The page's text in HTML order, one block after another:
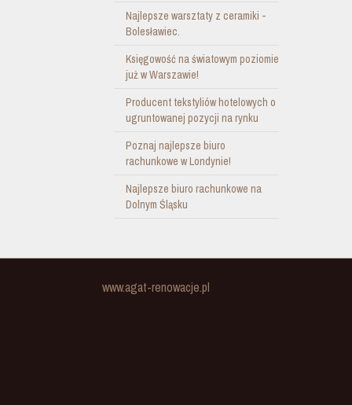
Najlepsze warsztaty z ceramiki -
Bolesławiec.
Księgowość na światowym poziomie
już w Warszawie!
Producent tekstyliów hotelowych o
ugruntowanej pozycji na rynku
Poznaj najlepsze biuro
rachunkowe w Londynie!
Najlepsze biuro rachunkowe na
Dolnym Śląsku
www.agat-renowacje.pl